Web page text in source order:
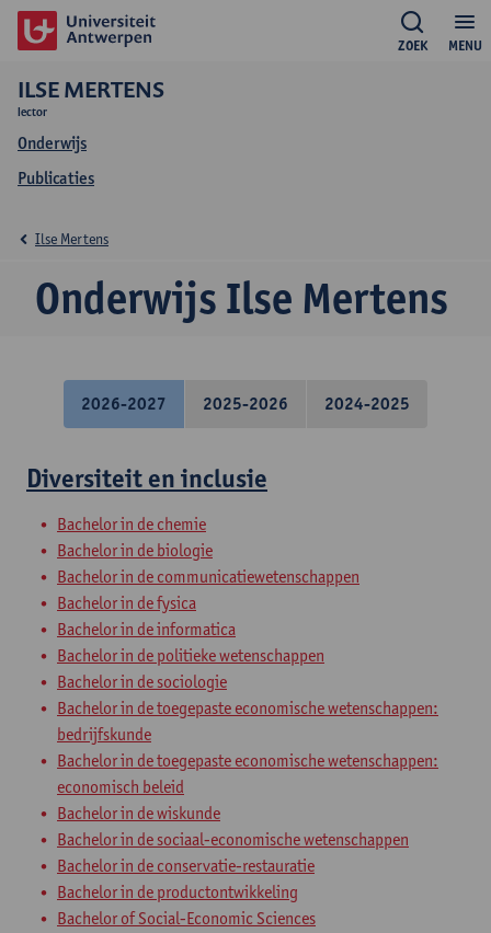
MENU
ZOEK
ILSE MERTENS
lector
Onderwijs
Publicaties
Onderwijs Ilse Mertens
Ilse Mertens
2026-2027 2025-2026 2024-2025
Diversiteit en inclusie
Bachelor in de chemie
Bachelor in de biologie
Bachelor in de communicatiewetenschappen
Bachelor in de fysica
Bachelor in de informatica
Bachelor in de politieke wetenschappen
Bachelor in de sociologie
Bachelor in de toegepaste economische wetenschappen:
bedrijfskunde
Bachelor in de toegepaste economische wetenschappen:
economisch beleid
Bachelor in de wiskunde
Bachelor in de sociaal-economische wetenschappen
Bachelor in de conservatie-restauratie
Bachelor in de productontwikkeling
Bachelor of Social-Economic Sciences